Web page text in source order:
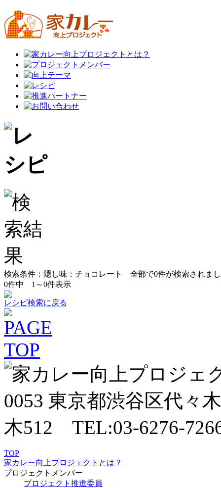
検索条件：隠し味：チョコレート 全部で0件が検索されま
0件中 1～0件表示
レシピ検索に戻る
TOP
家カレー向上プロジェクトとは？
プロジェクトメンバー
プロジェクト推進委員